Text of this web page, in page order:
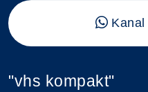
"vhs kompakt"